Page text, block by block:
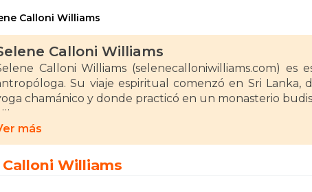
Calloni Williams
Calloni Williams
Calloni Williams (selenecalloniwilliams.com) es
Su viaje espiritual comenzó en Sri
chamánico y donde practicó en un monasterio
vuelta a Europa, estudió psicología y obtuvo un
al psicoanalista James Hillman, que la
imaginal. Selene perfeccionó el "método simbólico-
personal. El enfoque imaginal está
experimentar la realidad desmaterializando y
más
Williams